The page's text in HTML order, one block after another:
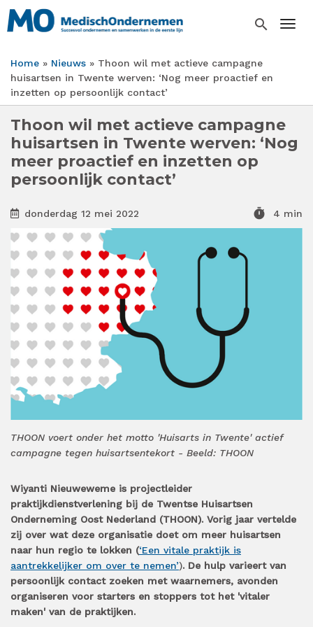
Overslaan
en
inhoud
gaan
search
Kruimelpad
Home Nieuws
Thoon wil met actieve campagne
huisartsen in Twente werven: ‘Nog meer proactief en
inzetten op persoonlijk contact’
Thoon wil met actieve campagne
huisartsen in Twente werven: ‘Nog
meer proactief en inzetten op
persoonlijk contact’
donderdag 12 mei 2022 timer 4 min
THOON voert onder het motto 'Huisarts in Twente' actief
campagne tegen huisartsentekort - Beeld: THOON
Wiyanti Nieuweweme is projectleider
praktijkdienstverlening bij de Twentse Huisartsen
Onderneming Oost Nederland (THOON). Vorig jaar vertelde
zij over wat deze organisatie doet om meer huisartsen
naar hun regio te lokken (‘Een vitale praktijk is
aantrekkelijker om over te nemen’). De hulp varieert van
persoonlijk contact zoeken met waarnemers, avonden
organiseren voor starters en stoppers tot het 'vitaler
maken' van de praktijken.